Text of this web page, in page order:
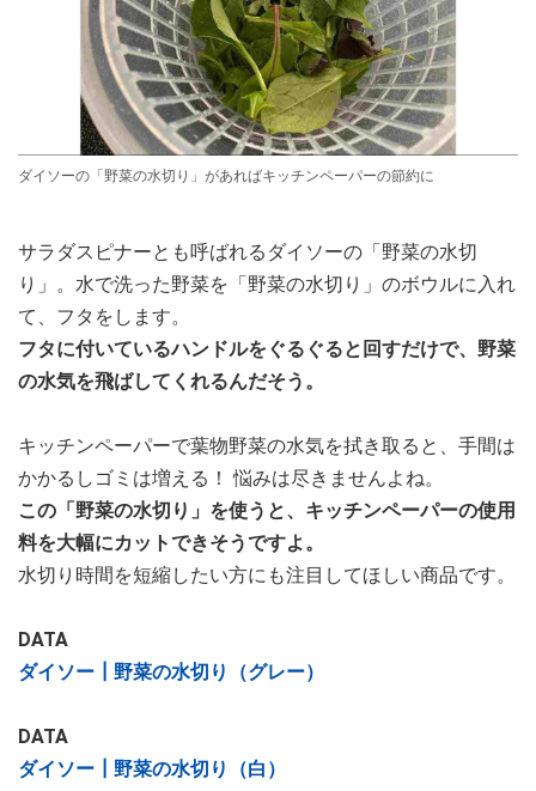
ダイソーの「野菜の水切り」があればキッチンペーパーの節約に
サラダスピナーとも呼ばれるダイソーの「野菜の水切
り」。水で洗った野菜を「野菜の水切り」のボウルに入れ
て、フタをします。
フタに付いているハンドルをぐるぐると回すだけで、野菜
の水気を飛ばしてくれるんだそう。
キッチンペーパーで葉物野菜の水気を拭き取ると、手間は
かかるしゴミは増える！ 悩みは尽きませんよね。
この「野菜の水切り」を使うと、キッチンペーパーの使用
料を大幅にカットできそうですよ。
水切り時間を短縮したい方にも注目してほしい商品です。
DATA
ダイソー┃野菜の水切り（グレー）
DATA
ダイソー┃野菜の水切り（白）